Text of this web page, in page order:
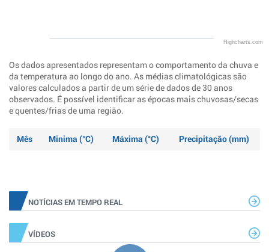
Highcharts.com
Os dados apresentados representam o comportamento da chuva e
da temperatura ao longo do ano. As médias climatológicas são
valores calculados a partir de um série de dados de 30 anos
observados. É possível identificar as épocas mais chuvosas/secas
e quentes/frias de uma região.
Mês Minima (°C) Máxima (°C) Precipitação (mm)
NOTÍCIAS EM TEMPO REAL
VÍDEOS